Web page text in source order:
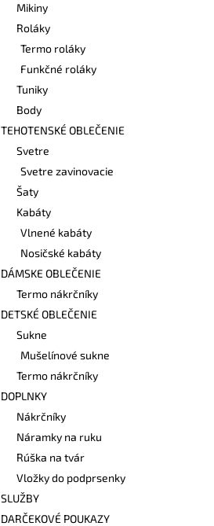
Mikiny
Roláky
Termo roláky
Funkčné roláky
Tuniky
Body
TEHOTENSKÉ OBLEČENIE
Svetre
Svetre zavinovacie
Šaty
Kabáty
Vlnené kabáty
Nosičské kabáty
DÁMSKE OBLEČENIE
Termo nákrčníky
DETSKÉ OBLEČENIE
Sukne
Mušelínové sukne
Termo nákrčníky
DOPLNKY
Nákrčníky
Náramky na ruku
Rúška na tvár
Vložky do podprsenky
SLUŽBY
DARČEKOVÉ POUKAZY